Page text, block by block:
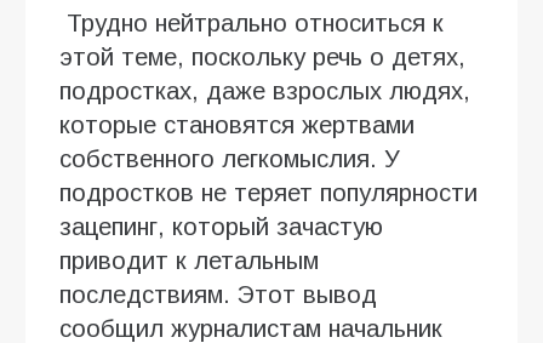
Трудно нейтрально относиться к
этой теме, поскольку речь о детях,
подростках, даже взрослых людях,
которые становятся жертвами
собственного легкомыслия. У
подростков не теряет популярности
зацепинг, который зачастую
приводит к летальным
последствиям. Этот вывод
сообщил журналистам начальник